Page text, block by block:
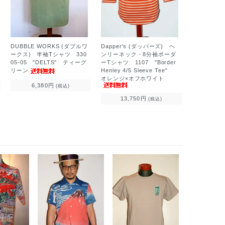
DUBBLE WORKS (ダブルワ
ークス) 半袖Tシャツ 330
05-05 "DELTS" ティーグ
リーン
6,380円 (税込)
Dapper's (ダッパーズ) ヘ
ンリーネック・8分袖ボーダ
ーTシャツ 1107 "Border
Henley 4/5 Sleeve Tee"
オレンジ×オフホワイト
13,750円 (税込)